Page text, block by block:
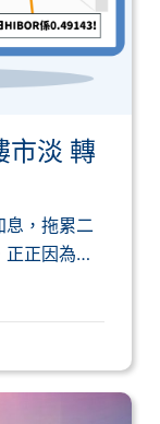
市淡 轉
息，拖累二
正因為市